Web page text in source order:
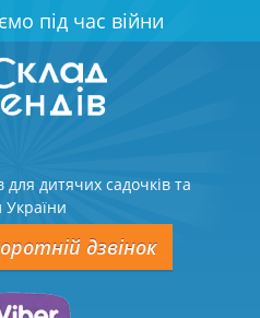
під час війни
для дитячих садочків та
України
дзвінок